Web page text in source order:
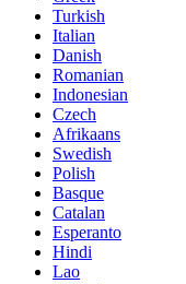
Turkish
Italian
Danish
Romanian
Indonesian
Czech
Afrikaans
Swedish
Polish
Basque
Catalan
Esperanto
Hindi
Lao